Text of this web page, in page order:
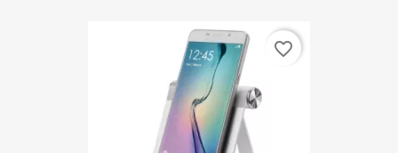
favorite_border